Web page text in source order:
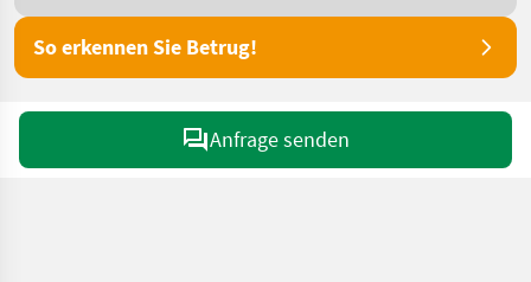
So erkennen Sie Betrug!
Anfrage senden